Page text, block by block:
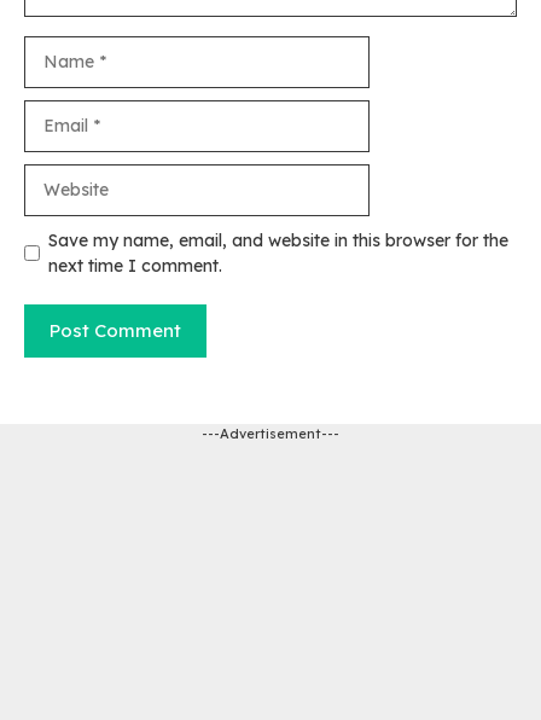
Save my name, email, and website in this browser for the
next time I comment.
---Advertisement---